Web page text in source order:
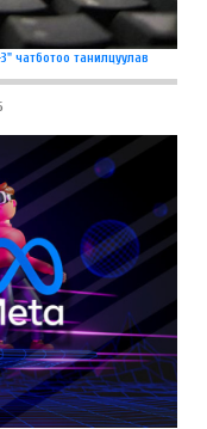
чатботоо танилцуулав